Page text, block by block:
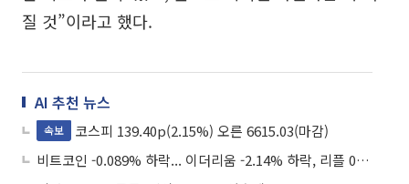
질 것”이라고 했다.
AI 추천 뉴스
속보
코스피 139.40p(2.15%) 오른 6615.03(마감)
비트코인 -0.089% 하락... 이더리움 -2.14% 하락, 리플 0.31% 상승